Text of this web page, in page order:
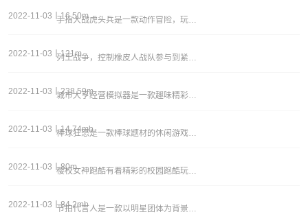
2022-11-03丨16.50m 手指大战虎头兵是一款动作冒险，玩家在游戏中将控制强大的士兵展开冒险对决，还有专属的装备和各种类型的武器，都能够自由的选择，还可以解锁技能，让攻击变得更强大，需要灵活的应对各种各样的敌人，游戏氛围让人感到热血刺激。《手指大战虎头兵》游戏优势：
2022-11-03丨121m 列王战争，控制橡皮人战队参与到紧张刺激的冒险战斗中，策略性的对战开启，自由组合不同的橡皮人队伍，在地图当中与不同的怪物展开激烈的对战，实时观察战场上的情况，把握实际，成功的击败对手，有大量的挑战任务等待着你的解锁，不同的游戏竞技模式当中可以
2022-11-03丨238.59m 城市大亨经营模拟器是一款趣味精彩的商业模拟游戏，多彩的游戏关卡需要解锁才能加入，超多的挑战内容和多种的任务都能自由地开启，获取到全新的经营体验，感受到成为城市大亨的快乐，享受不同的生活，各种精彩的故事与生活都能体验，设计的游戏画面缤纷多彩。
2022-11-03丨14.74mb 棒球狂怒是一款棒球题材的休闲游戏，玩家们可以通过高超的棒球技术来进行完成各种挑战任务，感受畅爽的棒球击打，比拼进行较量，感受超畅爽的游戏过程，了解棒球魅力。游戏介绍一款很有意思的棒球游戏，炎炎夏日就应该在海滩上享受一场激烈的棒球游戏，举起你
2022-11-03丨80m 樱校女神跑酷有着精彩的校园跑酷玩法，在游戏中玩家将要进入到樱花校园之中，展开一场精彩的跑酷挑战，超多丰富的场景，多种不同的地形，尽情地展现你的跑酷实力，快速穿越更多的障碍物和陷阱，到达校园的最顶端，获得跑酷比赛的胜利。樱校女神跑酷游戏玩法1
2022-11-03丨84.2mb 节拍代言人是一款以明星团体为背景的音乐题材闯关类手游，游戏画风休闲简约，你需要跟随着音乐的节拍一起找到破除关卡限制的所在，游戏曲库中有丰富的原创音乐，不同风格的音乐给玩家带来不一样的感受，选择难度和音乐，完美地演奏完一首曲子。游戏在画面和玩